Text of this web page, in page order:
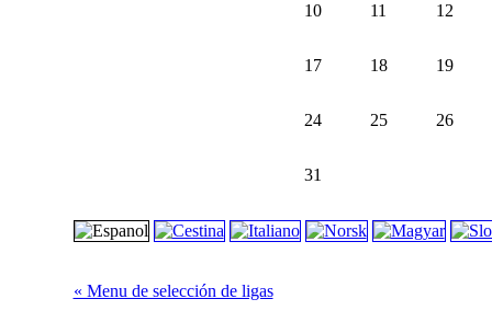
10 11 12
17 18 19
24 25 26
31
« Menu de selección de ligas